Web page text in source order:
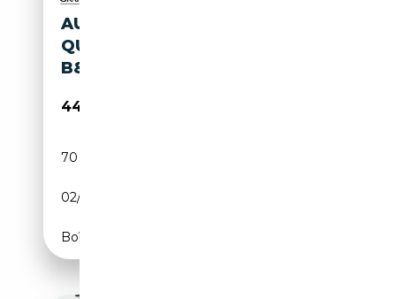
AUDI S6 AVANT 3.0 TDI
QUATTRO . MATRIX ACC HUD
B&O
44 880€
70 940 km
02/2021
Boîte automatique